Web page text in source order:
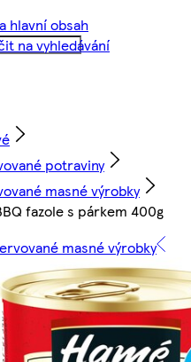
hlavní obsah
na vyhledávání
potraviny
masné výrobky
fazole s párkem 400g
masné výrobky